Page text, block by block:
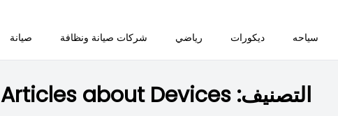
سياحه ديكورات رياضي شركات صيانة ونظافة صيانة
التصنيف:Articles about Devices